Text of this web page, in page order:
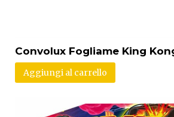
Convolux Fogliame King
Aggiungi al carrello